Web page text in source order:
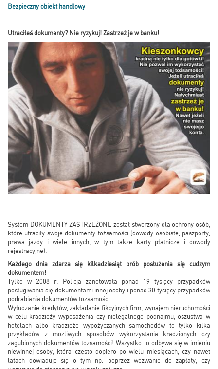
Bezpieczny obiekt handlowy
Utraciłeś dokumenty? Nie ryzykuj! Zastrzeż je w banku!
System DOKUMENTY ZASTRZEŻONE został stworzony dla ochrony osób,
które utraciły swoje dokumenty tożsamości (dowody osobiste, paszporty,
prawa jazdy i wiele innych, w tym także karty płatnicze i dowody
rejestracyjne).
Każdego dnia zdarza się kilkadziesiąt prób posłużenia się cudzym
dokumentem!
Tylko w 2008 r. Policja zanotowała ponad 19 tysięcy przypadków
posługiwania się dokumentami innej osoby i ponad 30 tysięcy przypadków
podrabiania dokumentów tożsamości.
Wyłudzanie kredytów, zakładanie fikcyjnych firm, wynajem nieruchomości
w celu kradzieży wyposażenia czy nielegalnego podnajmu, oszustwa w
hotelach albo kradzieże wypożyczanych samochodów to tylko kilka
przykładów z możliwych sposobów wykorzystania kradzionych czy
zagubionych dokumentów tożsamości! Wszystko to odbywa się w imieniu
niewinnej osoby, która często dopiero po wielu miesiącach, czy nawet
latach dowiaduje się o tym np. poprzez wezwanie do zapłaty, czy